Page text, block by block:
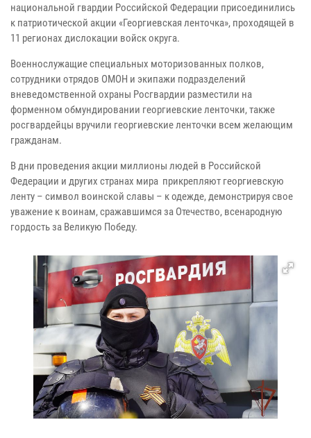
национальной гвардии Российской Федерации присоединились
к патриотической акции «Георгиевская ленточка», проходящей в
11 регионах дислокации войск округа.
Военнослужащие специальных моторизованных полков,
сотрудники отрядов ОМОН и экипажи подразделений
вневедомственной охраны Росгвардии разместили на
форменном обмундировании георгиевские ленточки, также
росгвардейцы вручили георгиевские ленточки всем желающим
гражданам.
В дни проведения акции миллионы людей в Российской
Федерации и других странах мира прикрепляют георгиевскую
ленту – символ воинской славы – к одежде, демонстрируя свое
уважение к воинам, сражавшимся за Отечество, всенародную
гордость за Великую Победу.